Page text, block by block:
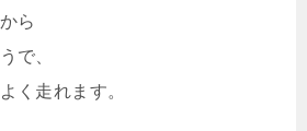
ら
で、
く走れます。